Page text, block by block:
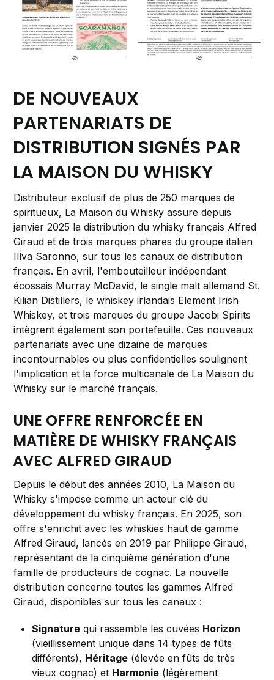
DE NOUVEAUX
PARTENARIATS DE
DISTRIBUTION SIGNÉS PAR
LA MAISON DU WHISKY
Distributeur exclusif de plus de 250 marques de
spiritueux, La Maison du Whisky assure depuis
janvier 2025 la distribution du whisky français Alfred
Giraud et de trois marques phares du groupe italien
Illva Saronno, sur tous les canaux de distribution
français. En avril, l'embouteilleur indépendant
écossais Murray McDavid, le single malt allemand St.
Kilian Distillers, le whiskey irlandais Element Irish
Whiskey, et trois marques du groupe Jacobi Spirits
intègrent également son portefeuille. Ces nouveaux
partenariats avec une dizaine de marques
incontournables ou plus confidentielles soulignent
l'implication et la force multicanale de La Maison du
Whisky sur le marché français.
UNE OFFRE RENFORCÉE EN
MATIÈRE DE WHISKY FRANÇAIS
AVEC ALFRED GIRAUD
Depuis le début des années 2010, La Maison du
Whisky s'impose comme un acteur clé du
développement du whisky français. En 2025, son
offre s'enrichit avec les whiskies haut de gamme
Alfred Giraud, lancés en 2019 par Philippe Giraud,
représentant de la cinquième génération d'une
famille de producteurs de cognac. La nouvelle
distribution concerne toutes les gammes Alfred
Giraud, disponibles sur tous les canaux :
Signature qui rassemble les cuvées Horizon
(vieillissement unique dans 14 types de fûts
différents), Héritage (élevée en fûts de très
vieux cognac) et Harmonie (légèrement